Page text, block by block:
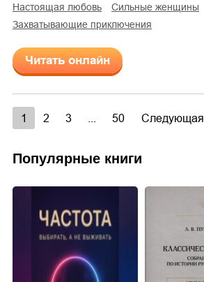
настоящая любовь
сильные женщины
захватывающие приключения
Читать онлайн
1 2 3 50 Следующая
Популярные книги